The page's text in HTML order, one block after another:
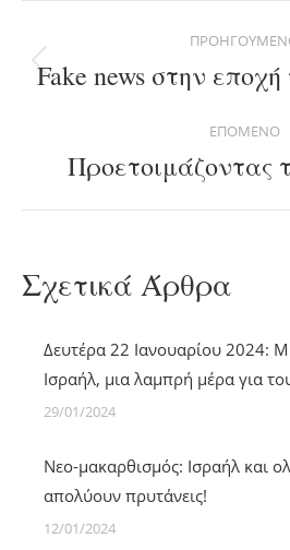
navigation
Fake news στην
ΕΠΌΜΕΝΟ
Next
Προετοιμάζοντας
Σχετικά Άρθρα
Δευτέρα 22 Ιανουαρίου 2024:
Ισραήλ, μια λαμπρή μέρα για
29/01/2024
Νεο-μακαρθισμός: Ισραήλ και
απολύουν πρυτάνεις!
12/01/2024